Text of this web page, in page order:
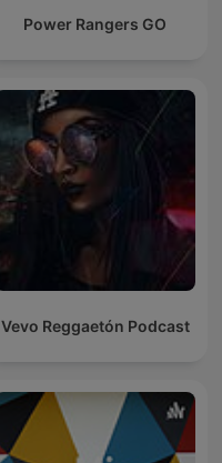
Power Rangers GO
Vevo Reggaetón Podcast